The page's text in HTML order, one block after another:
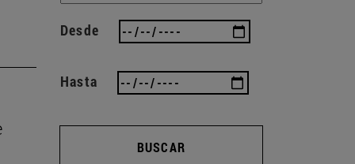
Desde
Hasta
BUSCAR